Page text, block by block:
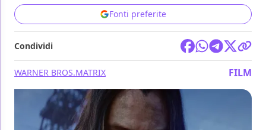
Fonti preferite
Condividi
WARNER BROS.MATRIX FILM